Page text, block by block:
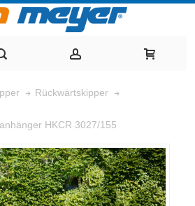
Rückwärtskipper
HKCR 3027/155